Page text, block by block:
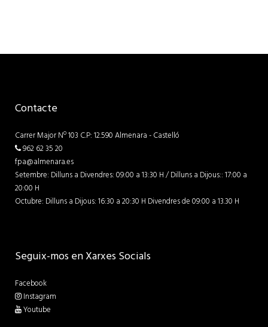
Contacte
Carrer Major Nº 103 C.P: 12.590 Almenara - Castelló
962 62 35 20
fpa@almenara.es
Setembre: Dilluns a Divendres: 09:00 a 13:30 H / Dilluns a Dijous:: 17:00 a
20:00 H
Octubre: Dilluns a Dijous: 16:30 a 20:30 H Divendres de 09:00 a 13.30 H
Seguix-mos en Xarxes Socials
Facebook
Instagram
Youtube